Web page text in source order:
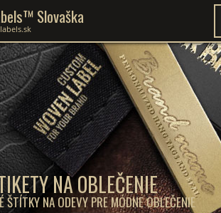
NA OBLEČENIE
ŠTÍTKY NA ODEVY PRE MÓDNE OBLEČENIE
Slovaška